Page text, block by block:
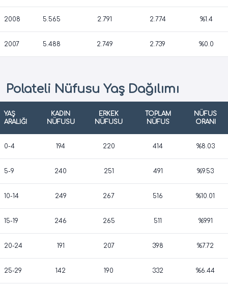
2008 5.565 2.791 2.774 %1.4
2007 5.488 2.749 2.739 %0.0
Polateli Nüfusu Yaş Dağılımı
YAŞ
ARALIĞI
KADIN
NÜFUSU
ERKEK
NÜFUSU
TOPLAM
NÜFUS
NÜFUS
ORANI
0-4 194 220 414 %8.03
5-9 240 251 491 %9.53
10-14 249 267 516 %10.01
15-19 246 265 511 %9.91
20-24 191 207 398 %7.72
25-29 142 190 332 %6.44